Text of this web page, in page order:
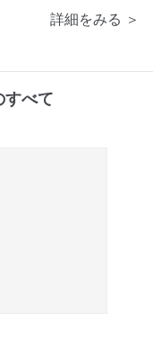
詳細をみる ＞
すべて